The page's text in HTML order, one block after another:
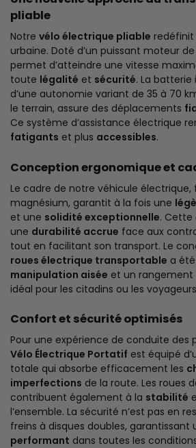
pliable
Notre vélo électrique pliable
urbaine. Doté d’un puissant moteur de
permet d’atteindre une vitesse
toute légalité et sécurité. La batterie
d’une autonomie variant de 35 à 70
le terrain, assure des déplacements
Ce système d’assistance électrique
fatigants et plus accessibles.
Conception ergonomique et
Le cadre de notre véhicule électrique,
magnésium, garantit à la fois une
et une solidité exceptionnelle.
une durabilité accrue face aux
tout en facilitant son transport. Le
roues électrique transportable a
manipulation aisée et un rangement
idéal pour les citadins ou les
Confort et sécurité optimisés
Pour une expérience de conduite des
Vélo Électrique Portatif est équipé
totale qui absorbe efficacement les
imperfections de la route. Les roues
contribuent également à la stabilité
l’ensemble. La sécurité n’est pas en
freins à disques doubles, garantissant
performant dans toutes les